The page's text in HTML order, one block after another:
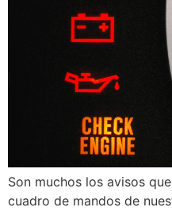
Son muchos los avisos
cuadro de mandos de